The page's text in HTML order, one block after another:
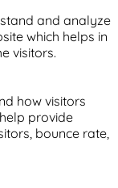
and analyze
which helps in
visitors.
how visitors
provide
bounce rate,